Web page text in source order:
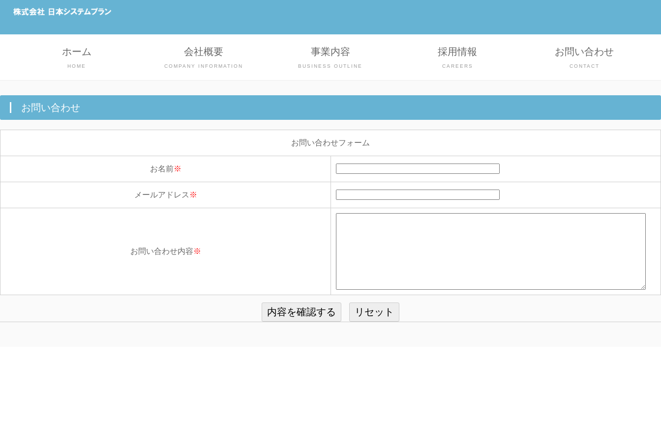
ホーム
HOME
会社概要
COMPANY INFORMATION
事業内容
BUSINESS OUTLINE
採用情報
CAREERS
お問い合わせ
CONTACT
お問い合わせ
お問い合わせフォーム
お名前※
メールアドレス ※
お問い合わせ内容※